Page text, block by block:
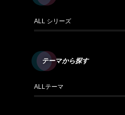
ALL シリーズ
テーマから探す
ALLテーマ